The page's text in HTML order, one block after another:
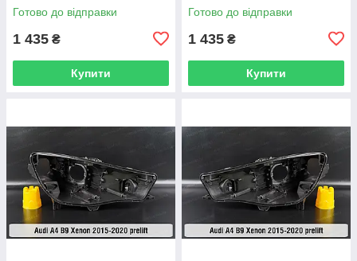
Готово до відправки
1 435 ₴
Купити
Готово до відправки
1 435 ₴
Купити